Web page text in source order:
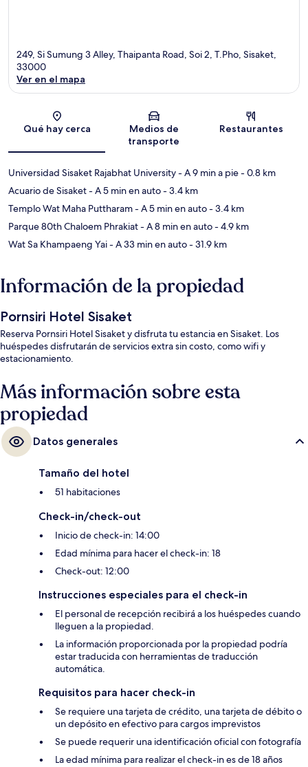
249, Si Sumung 3 Alley, Thaipanta Road, Soi 2, T.Pho, Sisaket,
33000
Ver en el mapa
Qué hay cerca
Medios de
transporte
Restaurantes
Universidad Sisaket Rajabhat University- A 9 min a pie- 0.8 km
Acuario de Sisaket- A 5 min en auto- 3.4 km
Templo Wat Maha Puttharam- A 5 min en auto- 3.4 km
Parque 80th Chaloem Phrakiat- A 8 min en auto- 4.9 km
Wat Sa Khampaeng Yai- A 33 min en auto- 31.9 km
Información de la propiedad
Pornsiri Hotel Sisaket
Reserva Pornsiri Hotel Sisaket y disfruta tu estancia en Sisaket. Los
huéspedes disfrutarán de servicios extra sin costo, como wifi y
estacionamiento.
Más información sobre esta
propiedad
Datos generales
Tamaño del hotel
51 habitaciones
Check-in/check-out
Inicio de check-in: 14:00
Edad mínima para hacer el check-in: 18
Check-out: 12:00
Instrucciones especiales para el check-in
El personal de recepción recibirá a los huéspedes cuando
lleguen a la propiedad.
La información proporcionada por la propiedad podría
estar traducida con herramientas de traducción
automática.
Requisitos para hacer check-in
Se requiere una tarjeta de crédito, una tarjeta de débito o
un depósito en efectivo para cargos imprevistos
Se puede requerir una identificación oficial con fotografía
La edad mínima para realizar el check-in es de 18 años